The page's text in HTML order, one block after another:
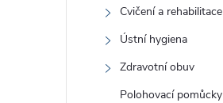
Cvičení a rehabilitace
Ústní hygiena
Zdravotní obuv
Polohovací pomůcky